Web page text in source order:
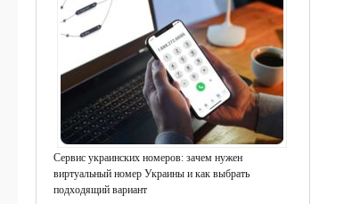
Сервис украинских номеров: зачем нужен
виртуальный номер Украины и как выбрать
подходящий вариант